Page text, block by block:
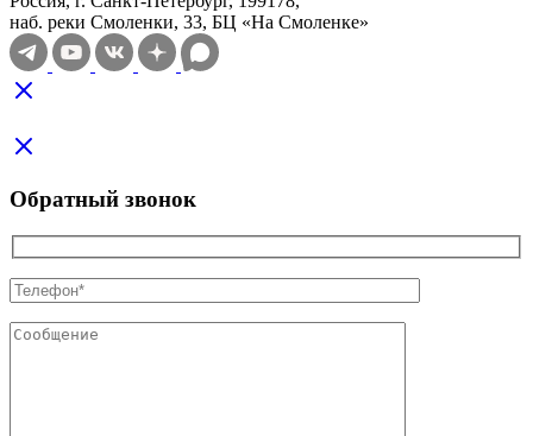
наб. реки Смоленки, 33, БЦ «На Смоленке»
Обратный звонок